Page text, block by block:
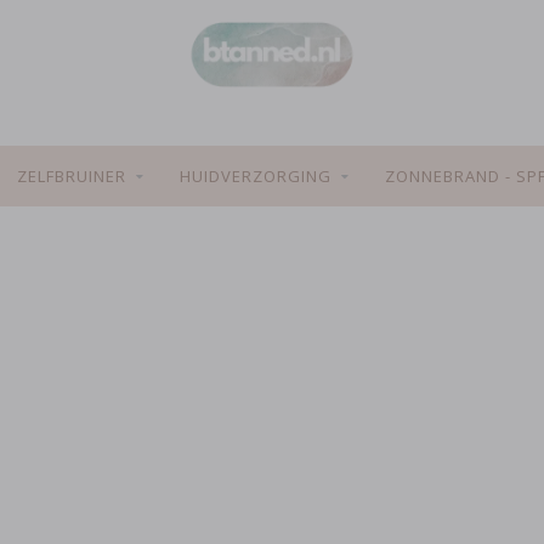
ZELFBRUINER HUIDVERZORGING ZONNEBRAND - SPF